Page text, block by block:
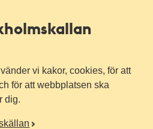
vi kakor, cookies, för att
för att webbplatsen ska
dig.